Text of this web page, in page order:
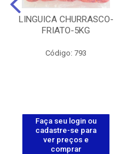
LINGUICA CHURRASCO-
FRIATO-5KG
Código: 793
Faça seu login ou
cadastre-se para
ver preços e
comprar